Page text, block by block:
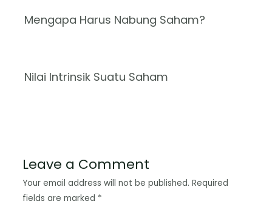
Mengapa Harus Nabung Saham?
Nilai Intrinsik Suatu Saham
Leave a Comment
Your email address will not be published. Required
fields are marked *